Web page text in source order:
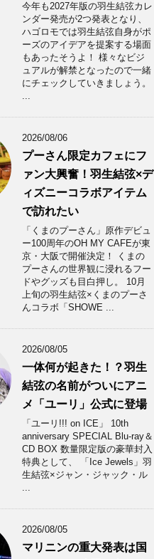
今年も2027年版の羽生結弦カレ
ンダー発売が2つ発表となり、
ハゴロモでは羽生結弦自身がポ
ーズのアイデアを提案する場面
もあったそうよ！ 様々なビジ
ュアルが解禁となったので一緒
にチェックしていきましょう。
...
2026/08/06
プーさん限定カフェにフ
ァン大興奮！羽生結弦×デ
ィズニーコラボアイテム
で訪れたい
「くまのプーさん」原作デビュ
ー100周年のOH MY CAFEが東
京・大阪で開催決定！ くまの
プーさんの世界観に浸れるフー
ドやグッズも目白押し。 10月
上旬の羽生結弦×くまのプーさ
んコラボ「SHOWE ...
2026/08/05
一体何が起きた！？羽生
結弦の名前がついにアニ
メ「ユーリ」公式に登場
「ユーリ!!! on ICE」 10th
anniversary SPECIAL Blu-ray＆
CD BOX 数量限定版の豪華封入
特典として、 「Ice Jewels」羽
生結弦×ジャン・ジャック・ル
...
2026/08/05
マリニンの重大発表は国